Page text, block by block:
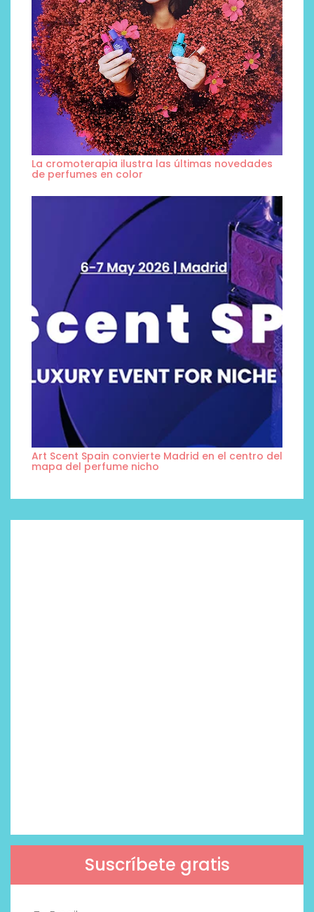
La cromoterapia ilustra las últimas novedades
de perfumes en color
Art Scent Spain convierte Madrid en el centro del
mapa del perfume nicho
Suscríbete gratis